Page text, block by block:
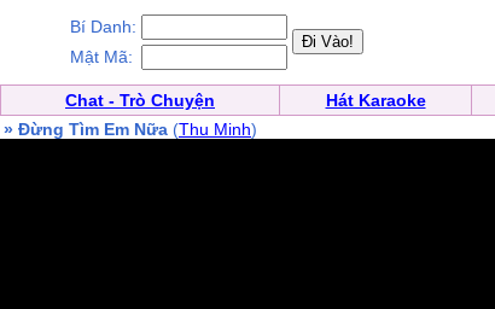
Bí Danh:
Mật Mã:
Chat - Trò Chuyện Hát Karaoke
» Đừng Tìm Em Nữa (Thu Minh)